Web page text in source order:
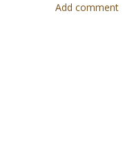
Add comment